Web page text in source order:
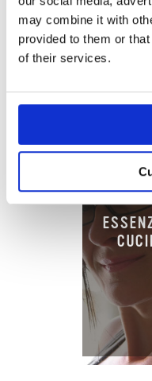
may combine it with
provided to them or
of their services.